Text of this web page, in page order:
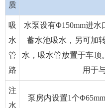
质
吸
水
管
路
水泵设有Φ150mm进
蓄水池吸水，另可加
水，吸水管放置于车顶
用于
注
水
泵房内设置1个